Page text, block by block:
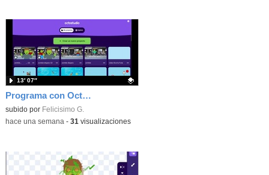
Programa con OctoStudio, un juego de disparos contra Zombies con un cargador basado en el House of the dead
Contenido educativo.
subido por Felicisimo G.
13′ 07″
-hace una semana - 31 visualizaciones